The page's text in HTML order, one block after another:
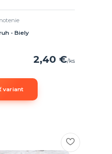
- Biely
2,40 €/ks
variant